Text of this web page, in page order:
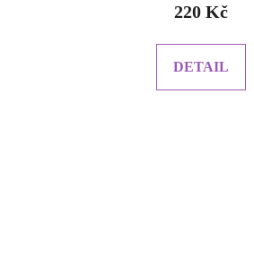
220 Kč
DETAIL